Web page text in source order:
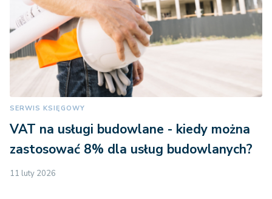
SERWIS KSIĘGOWY
VAT na usługi budowlane - kiedy można
zastosować 8% dla usług budowlanych?
11 luty 2026